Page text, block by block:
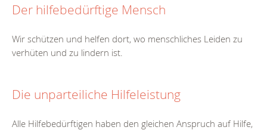
Der hilfebedürftige Mensch
Wir schützen und helfen dort, wo menschliches Leiden zu
verhüten und zu lindern ist.
Die unparteiliche Hilfeleistung
Alle Hilfebedürftigen haben den gleichen Anspruch auf Hilfe,